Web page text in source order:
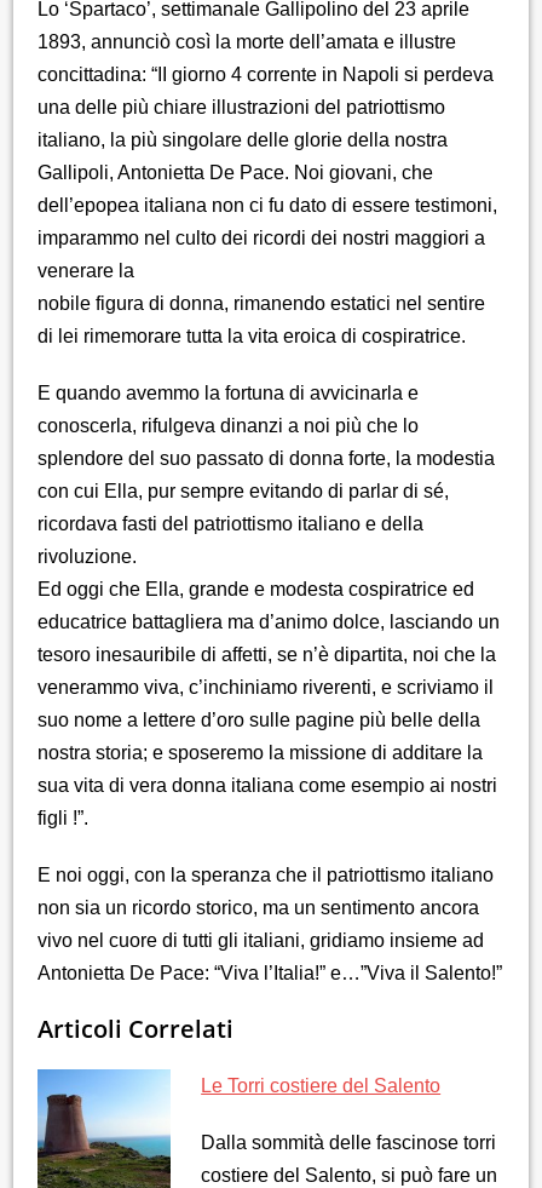
Lo ‘Spartaco’, settimanale Gallipolino del 23 aprile
1893, annunciò così la morte dell’amata e illustre
concittadina: “II giorno 4 corrente in Napoli si perdeva
una delle più chiare illustrazioni del patriottismo
italiano, la più singolare delle glorie della nostra
Gallipoli, Antonietta De Pace. Noi giovani, che
dell’epopea italiana non ci fu dato di essere testimoni,
imparammo nel culto dei ricordi dei nostri maggiori a
venerare la
nobile figura di donna, rimanendo estatici nel sentire
di lei rimemorare tutta la vita eroica di cospiratrice.
E quando avemmo la fortuna di avvicinarla e
conoscerla, rifulgeva dinanzi a noi più che lo
splendore del suo passato di donna forte, la modestia
con cui Ella, pur sempre evitando di parlar di sé,
ricordava fasti del patriottismo italiano e della
rivoluzione.
Ed oggi che Ella, grande e modesta cospiratrice ed
educatrice battagliera ma d’animo dolce, lasciando un
tesoro inesauribile di affetti, se n’è dipartita, noi che la
venerammo viva, c’inchiniamo riverenti, e scriviamo il
suo nome a lettere d’oro sulle pagine più belle della
nostra storia; e sposeremo la missione di additare la
sua vita di vera donna italiana come esempio ai nostri
figli !”.
E noi oggi, con la speranza che il patriottismo italiano
non sia un ricordo storico, ma un sentimento ancora
vivo nel cuore di tutti gli italiani, gridiamo insieme ad
Antonietta De Pace: “Viva l’Italia!” e…”Viva il Salento!”
Articoli Correlati
Le Torri costiere del Salento
Dalla sommità delle fascinose torri
costiere del Salento, si può fare un